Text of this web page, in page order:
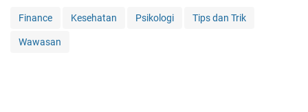
Finance Kesehatan Psikologi Tips dan Trik
Wawasan